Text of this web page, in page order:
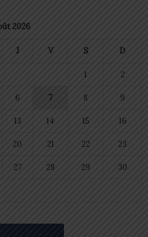
2026
J V S D
1 2
6 7 8 9
13 14 15 16
20 21 22 23
27 28 29 30